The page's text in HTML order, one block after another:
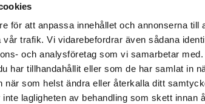
för att anpassa innehållet och annonserna till
trafik. Vi vidarebefordrar även sådana
och analysföretag som vi samarbetar
har tillhandahållit eller som de har samlat in
när som helst ändra eller återkalla ditt
lagligheten av behandling som skett innan
Köp
320 kr
god sömn. Vitamin
och citronmeliss som